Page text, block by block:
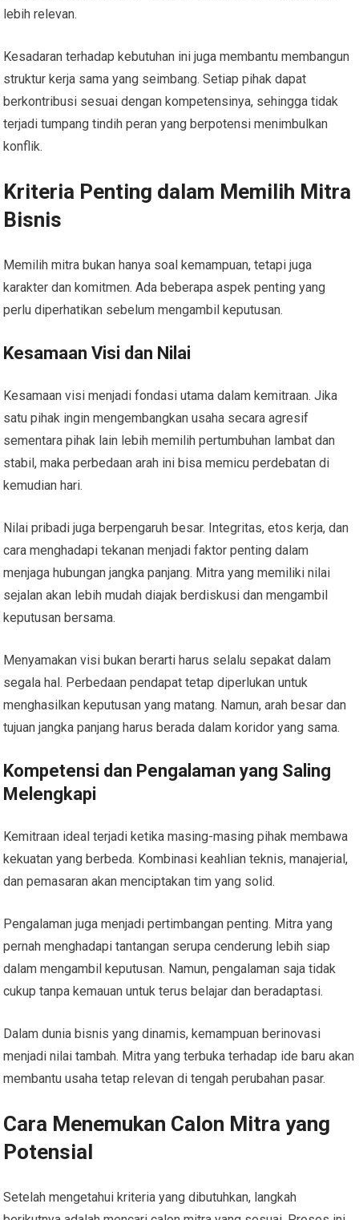
lebih relevan.
Kesadaran terhadap kebutuhan ini juga membantu membangun
struktur kerja sama yang seimbang. Setiap pihak dapat
berkontribusi sesuai dengan kompetensinya, sehingga tidak
terjadi tumpang tindih peran yang berpotensi menimbulkan
konflik.
Kriteria Penting dalam Memilih Mitra
Bisnis
Memilih mitra bukan hanya soal kemampuan, tetapi juga
karakter dan komitmen. Ada beberapa aspek penting yang
perlu diperhatikan sebelum mengambil keputusan.
Kesamaan Visi dan Nilai
Kesamaan visi menjadi fondasi utama dalam kemitraan. Jika
satu pihak ingin mengembangkan usaha secara agresif
sementara pihak lain lebih memilih pertumbuhan lambat dan
stabil, maka perbedaan arah ini bisa memicu perdebatan di
kemudian hari.
Nilai pribadi juga berpengaruh besar. Integritas, etos kerja, dan
cara menghadapi tekanan menjadi faktor penting dalam
menjaga hubungan jangka panjang. Mitra yang memiliki nilai
sejalan akan lebih mudah diajak berdiskusi dan mengambil
keputusan bersama.
Menyamakan visi bukan berarti harus selalu sepakat dalam
segala hal. Perbedaan pendapat tetap diperlukan untuk
menghasilkan keputusan yang matang. Namun, arah besar dan
tujuan jangka panjang harus berada dalam koridor yang sama.
Kompetensi dan Pengalaman yang Saling
Melengkapi
Kemitraan ideal terjadi ketika masing-masing pihak membawa
kekuatan yang berbeda. Kombinasi keahlian teknis, manajerial,
dan pemasaran akan menciptakan tim yang solid.
Pengalaman juga menjadi pertimbangan penting. Mitra yang
pernah menghadapi tantangan serupa cenderung lebih siap
dalam mengambil keputusan. Namun, pengalaman saja tidak
cukup tanpa kemauan untuk terus belajar dan beradaptasi.
Dalam dunia bisnis yang dinamis, kemampuan berinovasi
menjadi nilai tambah. Mitra yang terbuka terhadap ide baru akan
membantu usaha tetap relevan di tengah perubahan pasar.
Cara Menemukan Calon Mitra yang
Potensial
Setelah mengetahui kriteria yang dibutuhkan, langkah